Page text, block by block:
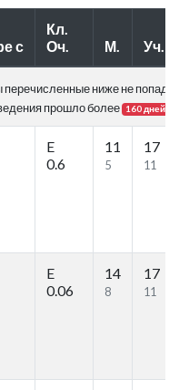
с
Кл.
Оч.
М. Уч.
перечисленные ниже не
прошло более 160 дней
E
0.6
11
5
17
11
E
0.06
14
8
17
11